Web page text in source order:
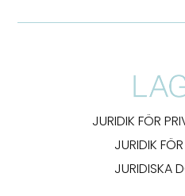
JURIDIK FÖR
JURIDIK
JURIDISKA